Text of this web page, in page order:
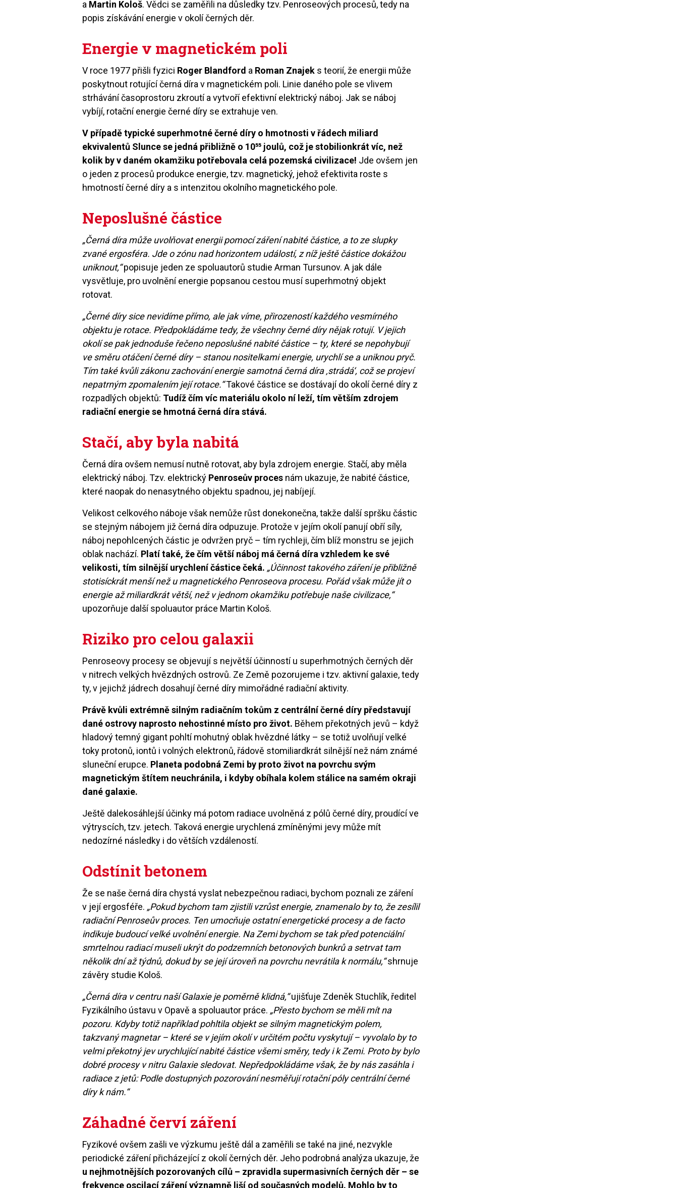
a Martin Kološ. Vědci se zaměřili na důsledky tzv. Penroseových procesů, tedy na
popis získávání energie v okolí černých děr.
Energie v magnetickém poli
V roce 1977 přišli fyzici Roger Blandford a Roman Znajek s teorií, že energii může
poskytnout rotující černá díra v magnetickém poli. Linie daného pole se vlivem
strhávání časoprostoru zkroutí a vytvoří efektivní elektrický náboj. Jak se náboj
vybíjí, rotační energie černé díry se extrahuje ven.
V případě typické superhmotné černé díry o hmotnosti v řádech miliard
ekvivalentů Slunce se jedná přibližně o 10⁵⁵ joulů, což je stobilionkrát víc, než
kolik by v daném okamžiku potřebovala celá pozemská civilizace! Jde ovšem jen
o jeden z procesů produkce energie, tzv. magnetický, jehož efektivita roste s
hmotností černé díry a s intenzitou okolního magnetického pole.
Neposlušné částice
„Černá díra může uvolňovat energii pomocí záření nabité částice, a to ze slupky
zvané ergosféra. Jde o zónu nad horizontem událostí, z níž ještě částice dokážou
uniknout,“popisuje jeden ze spoluautorů studie Arman Tursunov. A jak dále
vysvětluje, pro uvolnění energie popsanou cestou musí superhmotný objekt
rotovat.
„Černé díry sice nevidíme přímo, ale jak víme, přirozeností každého vesmírného
objektu je rotace. Předpokládáme tedy, že všechny černé díry nějak rotují. V jejich
okolí se pak jednoduše řečeno neposlušné nabité částice – ty, které se nepohybují
ve směru otáčení černé díry – stanou nositelkami energie, urychlí se a uniknou pryč.
Tím také kvůli zákonu zachování energie samotná černá díra ‚strádá‘, což se projeví
nepatrným zpomalením její rotace.“Takové částice se dostávají do okolí černé díry z
rozpadlých objektů: Tudíž čím víc materiálu okolo ní leží, tím větším zdrojem
radiační energie se hmotná černá díra stává.
Stačí, aby byla nabitá
Černá díra ovšem nemusí nutně rotovat, aby byla zdrojem energie. Stačí, aby měla
elektrický náboj. Tzv. elektrický Penroseův proces nám ukazuje, že nabité částice,
které naopak do nenasytného objektu spadnou, jej nabíjejí.
Velikost celkového náboje však nemůže růst donekonečna, takže další spršku částic
se stejným nábojem již černá díra odpuzuje. Protože v jejím okolí panují obří síly,
náboj nepohlcených částic je odvržen pryč – tím rychleji, čím blíž monstru se jejich
oblak nachází. Platí také, že čím větší náboj má černá díra vzhledem ke své
velikosti, tím silnější urychlení částice čeká. „Účinnost takového záření je přibližně
stotisíckrát menší než u magnetického Penroseova procesu. Pořád však může jít o
energie až miliardkrát větší, než v jednom okamžiku potřebuje naše civilizace,“
upozorňuje další spoluautor práce Martin Kološ.
Riziko pro celou galaxii
Penroseovy procesy se objevují s největší účinností u superhmotných černých děr
v nitrech velkých hvězdných ostrovů. Ze Země pozorujeme i tzv. aktivní galaxie, tedy
ty, v jejichž jádrech dosahují černé díry mimořádné radiační aktivity.
Právě kvůli extrémně silným radiačním tokům z centrální černé díry představují
dané ostrovy naprosto nehostinné místo pro život. Během překotných jevů – když
hladový temný gigant pohltí mohutný oblak hvězdné látky – se totiž uvolňují velké
toky protonů, iontů i volných elektronů, řádově stomiliardkrát silnější než nám známé
sluneční erupce. Planeta podobná Zemi by proto život na povrchu svým
magnetickým štítem neuchránila, i kdyby obíhala kolem stálice na samém okraji
dané galaxie.
Ještě dalekosáhlejší účinky má potom radiace uvolněná z pólů černé díry, proudící ve
výtryscích, tzv. jetech. Taková energie urychlená zmíněnými jevy může mít
nedozírné následky i do větších vzdáleností.
Odstínit betonem
Že se naše černá díra chystá vyslat nebezpečnou radiaci, bychom poznali ze záření
v její ergosféře. „Pokud bychom tam zjistili vzrůst energie, znamenalo by to, že zesílil
radiační Penroseův proces. Ten umocňuje ostatní energetické procesy a de facto
indikuje budoucí velké uvolnění energie. Na Zemi bychom se tak před potenciální
smrtelnou radiací museli ukrýt do podzemních betonových bunkrů a setrvat tam
několik dní až týdnů, dokud by se její úroveň na povrchu nevrátila k normálu,“shrnuje
závěry studie Kološ.
„Černá díra v centru naší Galaxie je poměrně klidná,“ujišťuje Zdeněk Stuchlík, ředitel
Fyzikálního ústavu v Opavě a spoluautor práce. „Přesto bychom se měli mít na
pozoru. Kdyby totiž například pohltila objekt se silným magnetickým polem,
takzvaný magnetar – které se v jejím okolí v určitém počtu vyskytují – vyvolalo by to
velmi překotný jev urychlující nabité částice všemi směry, tedy i k Zemi. Proto by bylo
dobré procesy v nitru Galaxie sledovat. Nepředpokládáme však, že by nás zasáhla i
radiace z jetů: Podle dostupných pozorování nesměřují rotační póly centrální černé
díry k nám.“
Záhadné červí záření
Fyzikové ovšem zašli ve výzkumu ještě dál a zaměřili se také na jiné, nezvykle
periodické záření přicházející z okolí černých děr. Jeho podrobná analýza ukazuje, že
u nejhmotnějších pozorovaných cílů – zpravidla supermasivních černých děr – se
frekvence oscilací záření významně liší od současných modelů. Mohlo by to